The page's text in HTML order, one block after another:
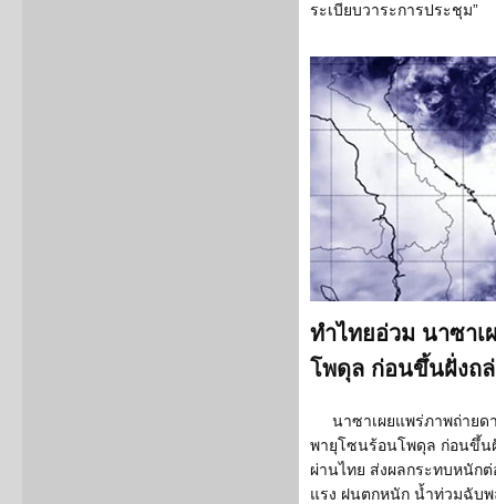
ระเบียบวาระการประชุม”
ทำไทยอ่วม นาซาเ
โพดุล ก่อนขึ้นฝั่งถ
นาซาเผยแพร่ภาพถ่ายด
พายุโซนร้อนโพดุล ก่อนขึ้น
ผ่านไทย ส่งผลกระทบหนัก
แรง ฝนตกหนัก น้ำท่วมฉับ